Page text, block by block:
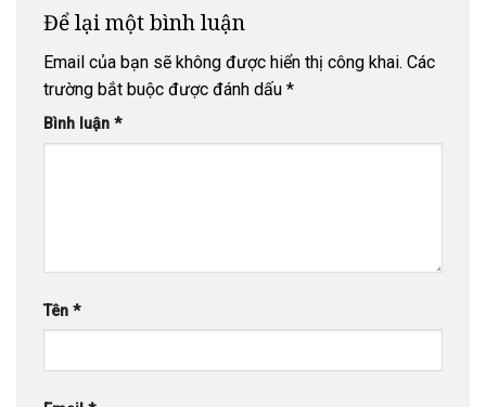
Để lại một bình luận
Email của bạn sẽ không được hiển thị công khai. Các
trường bắt buộc được đánh dấu *
Bình luận *
Tên *